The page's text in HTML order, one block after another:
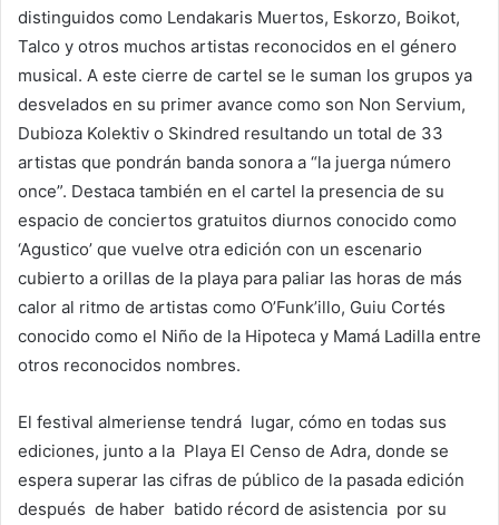
distinguidos como Lendakaris Muertos, Eskorzo, Boikot,
Talco y otros muchos artistas reconocidos en el género
musical. A este cierre de cartel se le suman los grupos ya
desvelados en su primer avance como son Non Servium,
Dubioza Kolektiv o Skindred resultando un total de 33
artistas que pondrán banda sonora a “la juerga número
once”. Destaca también en el cartel la presencia de su
espacio de conciertos gratuitos diurnos conocido como
‘Agustico’ que vuelve otra edición con un escenario
cubierto a orillas de la playa para paliar las horas de más
calor al ritmo de artistas como O’Funk’illo, Guiu Cortés
conocido como el Niño de la Hipoteca y Mamá Ladilla entre
otros reconocidos nombres.
El festival almeriense tendrá lugar, cómo en todas sus
ediciones, junto a la Playa El Censo de Adra, donde se
espera superar las cifras de público de la pasada edición
después de haber batido récord de asistencia por su